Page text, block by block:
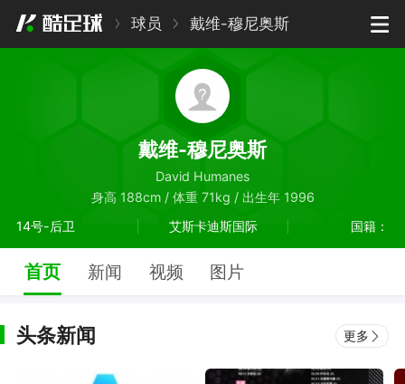
球员 戴维-穆尼奥斯
戴维-穆尼奥斯
David Humanes
身高 188cm / 体重 71kg / 出生年 1996
14号-后卫
艾斯卡迪斯国际 国籍：
首页 新闻 视频 图片
头条新闻 更多